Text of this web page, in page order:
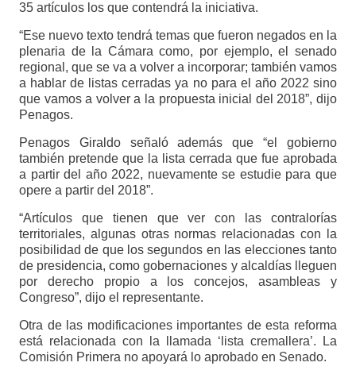
35 artículos los que contendrá la iniciativa.
“Ese nuevo texto tendrá temas que fueron negados en la
plenaria de la Cámara como, por ejemplo, el senado
regional, que se va a volver a incorporar; también vamos
a hablar de listas cerradas ya no para el año 2022 sino
que vamos a volver a la propuesta inicial del 2018”, dijo
Penagos.
Penagos Giraldo señaló además que “el gobierno
también pretende que la lista cerrada que fue aprobada
a partir del año 2022, nuevamente se estudie para que
opere a partir del 2018”.
“Artículos que tienen que ver con las contralorías
territoriales, algunas otras normas relacionadas con la
posibilidad de que los segundos en las elecciones tanto
de presidencia, como gobernaciones y alcaldías lleguen
por derecho propio a los concejos, asambleas y
Congreso”, dijo el representante.
Otra de las modificaciones importantes de esta reforma
está relacionada con la llamada ‘lista cremallera’. La
Comisión Primera no apoyará lo aprobado en Senado.